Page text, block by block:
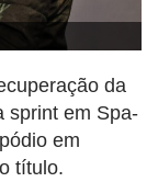
da
sprint em Spa-
em
título.